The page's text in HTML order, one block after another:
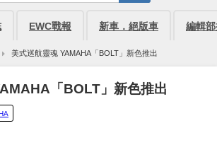
EWC戰報 新車．絕版車 編輯
美式巡航靈魂 YAMAHA「BOLT」新色推出
「BOLT」新色推出